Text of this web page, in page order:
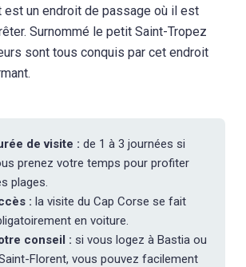
est un endroit de passage où il est
Surnommé le petit Saint-Tropez
sont tous conquis par cet endroit
de visite : de 1 à 3 journées si
prenez votre temps pour profiter
plages.
: la visite du Cap Corse se fait
en voiture.
conseil : si vous logez à Bastia ou
Florent, vous pouvez facilement